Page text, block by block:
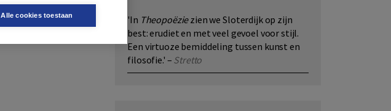
'In Theopoëziezien we Sloterdijk op zijn
best: erudiet en met veel gevoel voor stijl.
Een virtuoze bemiddeling tussen kunst en
filosofie.' – Stretto
Alle cookies toestaan